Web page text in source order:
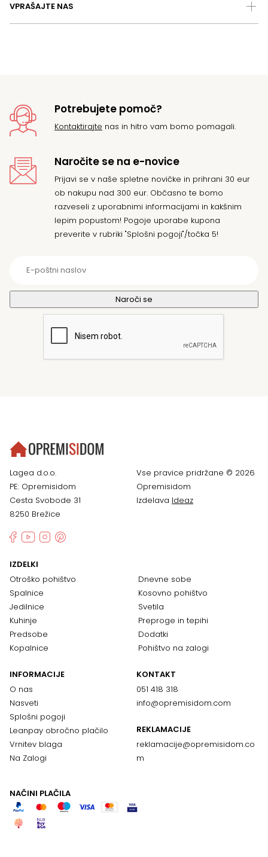
VPRAŠAJTE NAS
Potrebujete pomoč?
Kontaktirajte nas in hitro vam bomo pomagali.
Naročite se na e-novice
Prijavi se v naše spletne novičke in prihrani 30 eur
ob nakupu nad 300 eur. Občasno te bomo
razveseli z uporabnimi informacijami in kakšnim
lepim popustom! Pogoje uporabe kupona
preverite v rubriki "Splošni pogoji"/točka 5!
Lagea d.o.o.
PE: Opremisidom
Cesta Svobode 31
8250 Brežice
Vse pravice pridržane © 2026
Opremisidom
Izdelava Ideaz
IZDELKI
Otroško pohištvo
Spalnice
Jedilnice
Kuhinje
Predsobe
Kopalnice
Dnevne sobe
Kosovno pohištvo
Svetila
Preproge in tepihi
Dodatki
Pohištvo na zalogi
INFORMACIJE
O nas
Nasveti
Splošni pogoji
Leanpay obročno plačilo
Vrnitev blaga
Na Zalogi
KONTAKT
051 418 318
info@opremisidom.com
REKLAMACIJE
reklamacije@opremisidom.co
m
NAČINI PLAČILA